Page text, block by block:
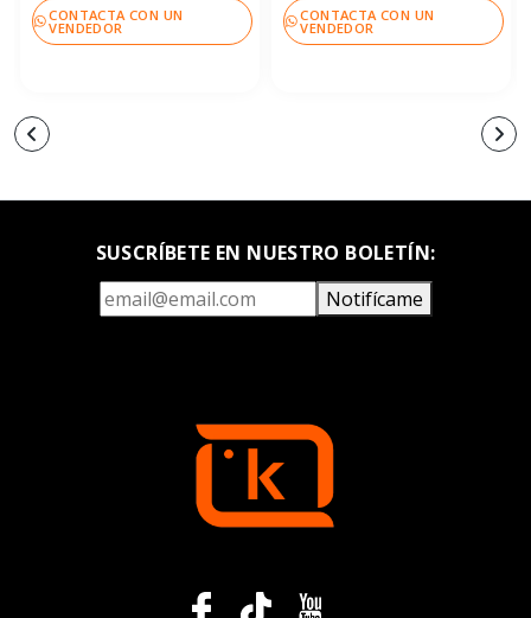
CONTACTA CON UN
VENDEDOR
CONTACTA CON UN
VENDEDOR
SUSCRÍBETE EN NUESTRO BOLETÍN:
Notifícame